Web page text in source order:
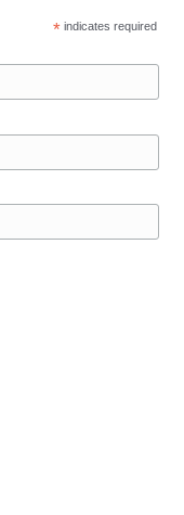
* indicates required